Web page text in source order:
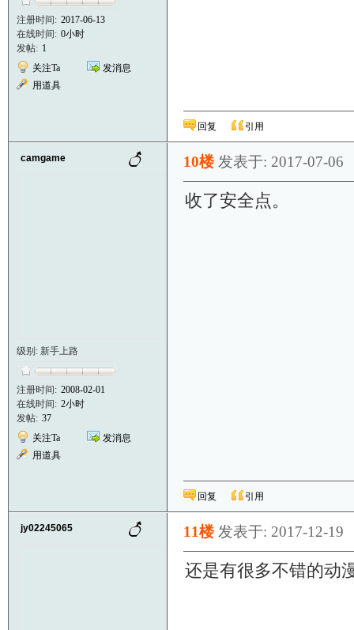
注册时间: 2017-06-13
在线时间: 0小时
发帖: 1
关注Ta
发消息
用道具
回复 引用
camgame
级别: 新手上路
注册时间: 2008-02-01
在线时间: 2小时
发帖: 37
关注Ta
发消息
用道具
10楼 发表于: 2017-07-06
收了安全点。
回复 引用
jy02245065 11楼 发表于: 2017-12-19
还是有很多不错的动